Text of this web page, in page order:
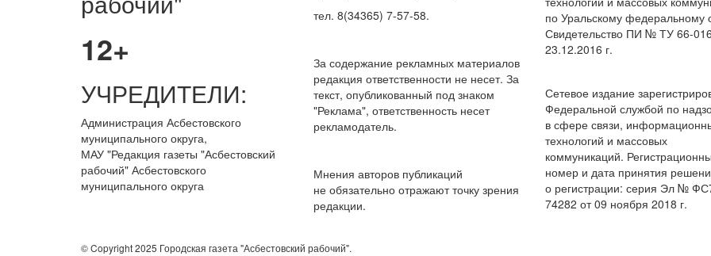
12+
УЧРЕДИТЕЛИ:
Администрация Асбестовского
муниципального округа,
МАУ"Редакция газеты "Асбестовский
рабочий" Асбестовского
муниципального округа
тел. 8(34365) 7-57-58.
За содержание рекламных материалов
редакция ответственности не несет. За
текст, опубликованный под знаком
"Реклама", ответственность несет
рекламодатель.
Мнения авторов публикаций
не обязательно отражают точку зрения
редакции.
по Уральскому федеральному
Свидетельство ПИ № ТУ 66-
23.12.2016 г.
Сетевое издание
Федеральной службой по
в сфере связи,
технологий и массовых
коммуникаций.
номер и дата принятия
о регистрации: серия Эл №
74282 от 09 ноября 2018 г.
© Copyright 2025 Городская газета "Асбестовский рабочий".